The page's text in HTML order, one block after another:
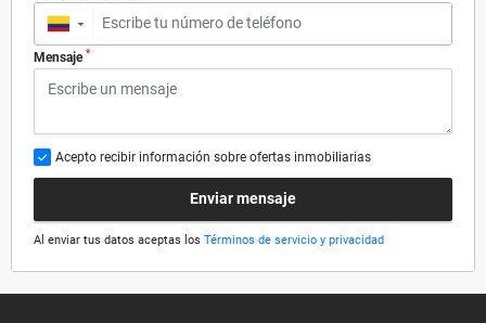
▼
Mensaje *
Acepto recibir información sobre ofertas inmobiliarias
Enviar mensaje
Al enviar tus datos aceptas los Términos de servicio y privacidad